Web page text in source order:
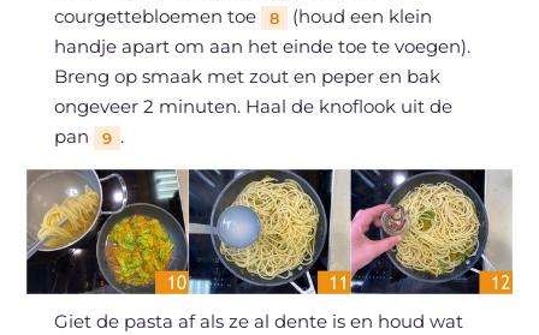
courgettebloemen toe
8
(houd een klein
handje apart om aan het einde toe te voegen).
Breng op smaak met zout en peper en bak
ongeveer 2 minuten. Haal de knoflook uit de
pan
9 .
Giet de pasta af als ze al dente is en houd wat